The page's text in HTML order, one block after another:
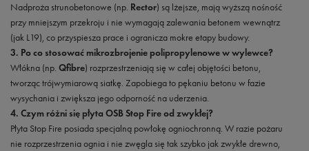
Nadproża strunobetonowe (np. Rector) są lżejsze, mają wyższą nośność
przy mniejszym przekroju i nie wymagają zalewania betonem wewnątrz
(jak L19), co przyspiesza prace i ogranicza mokre etapy budowy.
3. Po co stosować mikrozbrojenie polipropylenowe w wylewce?
Włókna (np. Qfibre) rozprzestrzeniają się w całej objętości betonu,
tworząc trójwymiarową siatkę. Zapobiega to pękaniu betonu w fazie
wysychania i zwiększa jego odporność na uderzenia.
4. Czym różni się płyta OSB Stop Fire od zwykłej?
Płyta Stop Fire posiada specjalną powłokę ogniochronną. W razie pożaru
nie rozprzestrzenia ognia i nie zwęgla się tak szybko jak zwykłe drewno,